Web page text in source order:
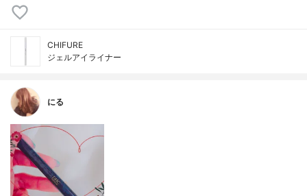
CHIFURE
ジェルアイライナー
にる